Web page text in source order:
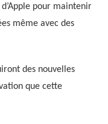
pour maintenir
même avec des
des nouvelles
que cette